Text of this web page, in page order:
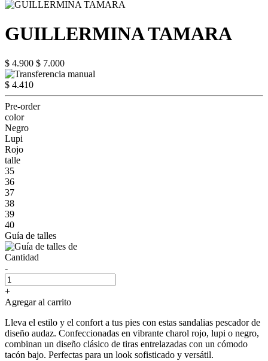
GUILLERMINA TAMARA
$ 4.900 $ 7.000
$ 4.410
Pre-order
color
Negro
Lupi
Rojo
talle
35
36
37
38
39
40
Guía de talles
Cantidad
-
+
Agregar al carrito
Lleva el estilo y el confort a tus pies con estas sandalias pescador de
diseño audaz. Confeccionadas en vibrante charol rojo, lupi o negro,
combinan un diseño clásico de tiras entrelazadas con un cómodo
tacón bajo. Perfectas para un look sofisticado y versátil.